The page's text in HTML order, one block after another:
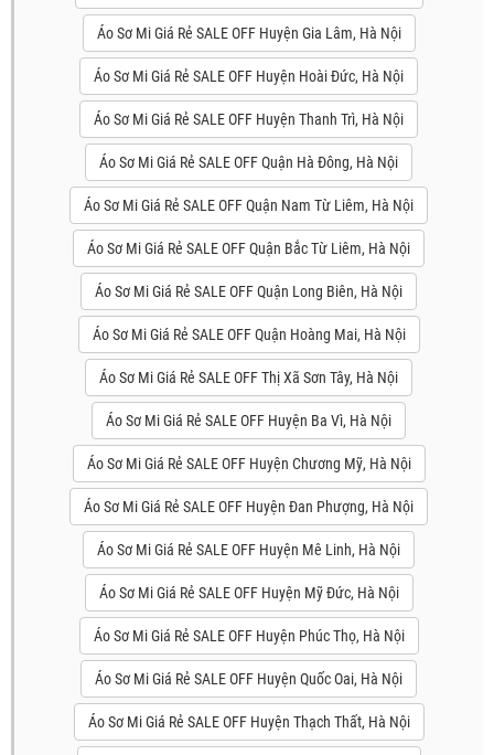
Áo Sơ Mi Giá Rẻ SALE OFF Huyện Gia Lâm, Hà Nội
Áo Sơ Mi Giá Rẻ SALE OFF Huyện Hoài Đức, Hà Nội
Áo Sơ Mi Giá Rẻ SALE OFF Huyện Thanh Trì, Hà Nội
Áo Sơ Mi Giá Rẻ SALE OFF Quận Hà Đông, Hà Nội
Áo Sơ Mi Giá Rẻ SALE OFF Quận Nam Từ Liêm, Hà Nội
Áo Sơ Mi Giá Rẻ SALE OFF Quận Bắc Từ Liêm, Hà Nội
Áo Sơ Mi Giá Rẻ SALE OFF Quận Long Biên, Hà Nội
Áo Sơ Mi Giá Rẻ SALE OFF Quận Hoàng Mai, Hà Nội
Áo Sơ Mi Giá Rẻ SALE OFF Thị Xã Sơn Tây, Hà Nội
Áo Sơ Mi Giá Rẻ SALE OFF Huyện Ba Vì, Hà Nội
Áo Sơ Mi Giá Rẻ SALE OFF Huyện Chương Mỹ, Hà Nội
Áo Sơ Mi Giá Rẻ SALE OFF Huyện Đan Phượng, Hà Nội
Áo Sơ Mi Giá Rẻ SALE OFF Huyện Mê Linh, Hà Nội
Áo Sơ Mi Giá Rẻ SALE OFF Huyện Mỹ Đức, Hà Nội
Áo Sơ Mi Giá Rẻ SALE OFF Huyện Phúc Thọ, Hà Nội
Áo Sơ Mi Giá Rẻ SALE OFF Huyện Quốc Oai, Hà Nội
Áo Sơ Mi Giá Rẻ SALE OFF Huyện Thạch Thất, Hà Nội